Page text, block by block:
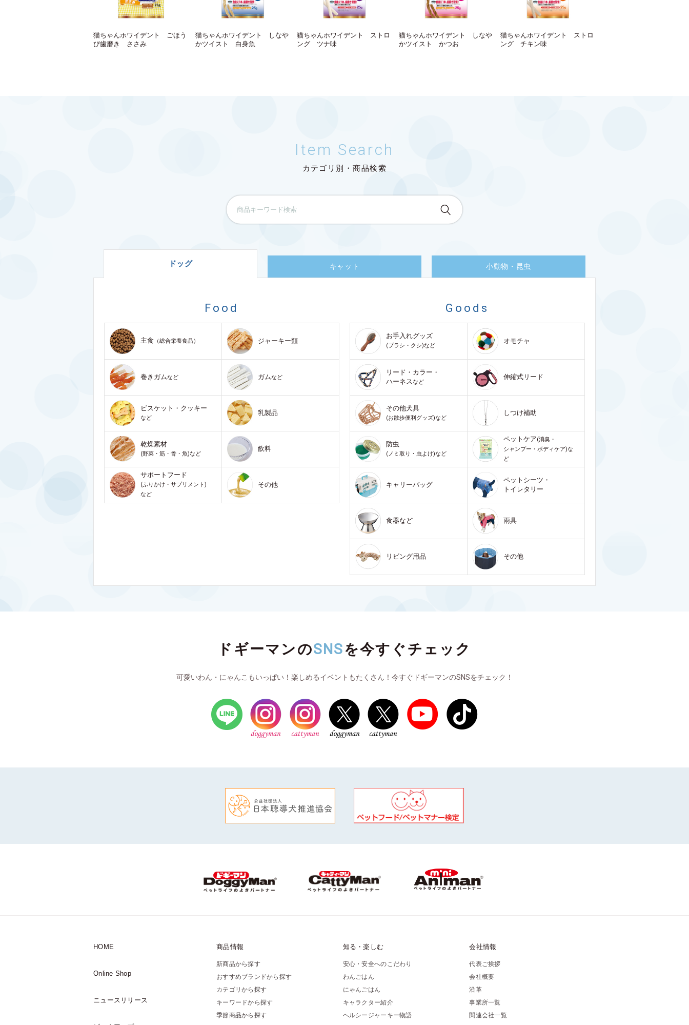
猫ちゃんホワイデント ごほう
び歯磨き ささみ
猫ちゃんホワイデント しなや
かツイスト 白身魚
猫ちゃんホワイデント ストロ
ング ツナ味
猫ちゃんホワイデント しなや
かツイスト かつお
猫ちゃんホワイデント ストロ
ング チキン味
Item Search
カテゴリ別・商品検索
ドッグ キャット 小動物・昆虫
Food
主食 （総合栄養食品） ジャーキー類
巻きガムなど ガムなど
ビスケット・クッキー
など
乳製品
乾燥素材
(野菜・筋・骨・魚)など
飲料
サポートフード
(ふりかけ・サプリメント)
など
その他
Goods
お手入れグッズ
(ブラシ・クシ)など
オモチャ
リード・カラー・
ハーネスなど
伸縮式リード
その他犬具
(お散歩便利グッズ)など
しつけ補助
防虫
(ノミ取り・虫よけ)など
ペットケア(消臭・
シャンプー・ボディケア)な
ど
キャリーバッグ
ペットシーツ・
トイレタリー
食器など 雨具
リビング用品 その他
ドギーマンのSNSを今すぐチェック
可愛いわん・にゃんこもいっぱい！楽しめるイベントもたくさん！今すぐドギーマンのSNSをチェック！
HOME 商品情報
新商品から探す
おすすめブランドから探す
カテゴリから探す
キーワードから探す
季節商品から探す
知る・楽しむ
安心・安全へのこだわり
わんごはん
にゃんごはん
キャラクター紹介
ヘルシージャーキー物語
会社情報
代表ご挨拶
会社概要
沿革
事業所一覧
関連会社一覧
Online Shop
ニュースリリース